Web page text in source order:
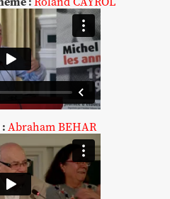
Abraham BEHAR